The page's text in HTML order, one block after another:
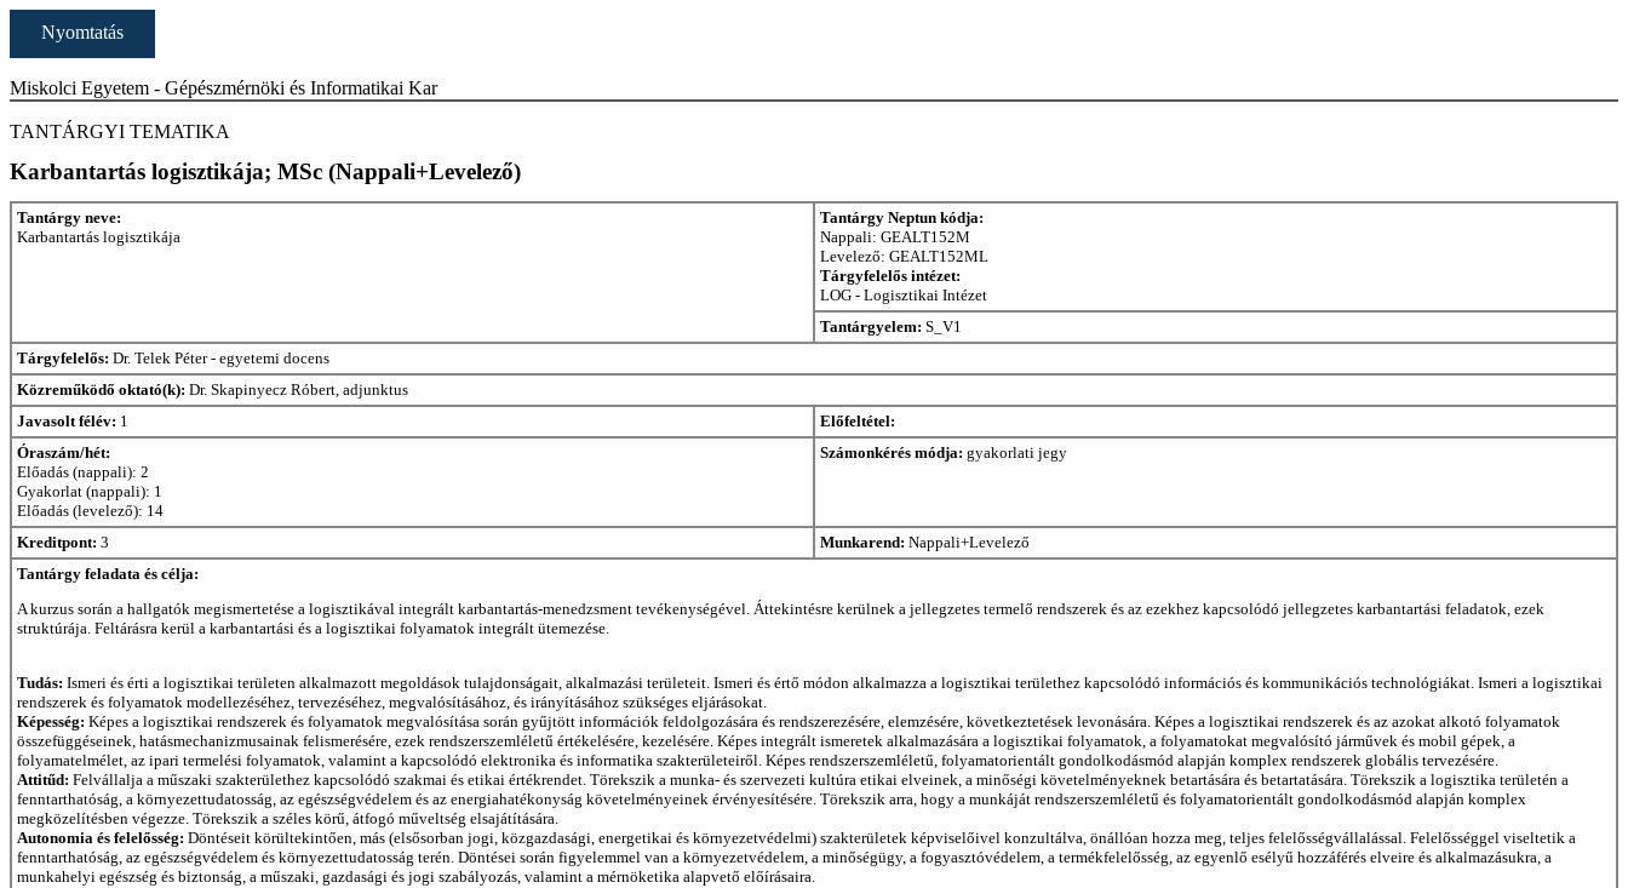
Nyomtatás
Miskolci Egyetem - Gépészmérnöki és Informatikai Kar
TANTÁRGYI TEMATIKA
Karbantartás logisztikája; MSc (Nappali+Levelező)
Tantárgy neve:
Karbantartás logisztikája
Tantárgy Neptun kódja:
Nappali: GEALT152M
Levelező: GEALT152ML
Tárgyfelelős intézet:
LOG - Logisztikai Intézet
Tantárgyelem: S_V1
Tárgyfelelős: Dr. Telek Péter - egyetemi docens
Közreműködő oktató(k): Dr. Skapinyecz Róbert, adjunktus
Javasolt félév: 1
Előfeltétel:
Óraszám/hét:
Előadás (nappali): 2
Gyakorlat (nappali): 1
Előadás (levelező): 14
Számonkérés módja: gyakorlati jegy
Kreditpont: 3 Munkarend: Nappali+Levelező
Tantárgy feladata és célja:
A kurzus során a hallgatók megismertetése a logisztikával integrált karbantartás-menedzsment tevékenységével. Áttekintésre kerülnek a jellegzetes termelő rendszerek és az ezekhez kapcsolódó jellegzetes karbantartási feladatok, ezek
struktúrája. Feltárásra kerül a karbantartási és a logisztikai folyamatok integrált ütemezése.
Tudás: Ismeri és érti a logisztikai területen alkalmazott megoldások tulajdonságait, alkalmazási területeit. Ismeri és értő módon alkalmazza a logisztikai területhez kapcsolódó információs és kommunikációs technológiákat. Ismeri a logisztikai
rendszerek és folyamatok modellezéséhez, tervezéséhez, megvalósításához, és irányításához szükséges eljárásokat.
Képesség: Képes a logisztikai rendszerek és folyamatok megvalósítása során gyűjtött információk feldolgozására és rendszerezésére, elemzésére, következtetések levonására. Képes a logisztikai rendszerek és az azokat alkotó folyamatok
összefüggéseinek, hatásmechanizmusainak felismerésére, ezek rendszerszemléletű értékelésére, kezelésére. Képes integrált ismeretek alkalmazására a logisztikai folyamatok, a folyamatokat megvalósító járművek és mobil gépek, a
folyamatelmélet, az ipari termelési folyamatok, valamint a kapcsolódó elektronika és informatika szakterületeiről. Képes rendszerszemléletű, folyamatorientált gondolkodásmód alapján komplex rendszerek globális tervezésére.
Attitűd: Felvállalja a műszaki szakterülethez kapcsolódó szakmai és etikai értékrendet. Törekszik a munka- és szervezeti kultúra etikai elveinek, a minőségi követelményeknek betartására és betartatására. Törekszik a logisztika területén a
fenntarthatóság, a környezettudatosság, az egészségvédelem és az energiahatékonyság követelményeinek érvényesítésére. Törekszik arra, hogy a munkáját rendszerszemléletű és folyamatorientált gondolkodásmód alapján komplex
megközelítésben végezze. Törekszik a széles körű, átfogó műveltség elsajátítására.
Autonomia és felelősség: Döntéseit körültekintően, más (elsősorban jogi, közgazdasági, energetikai és környezetvédelmi) szakterületek képviselőivel konzultálva, önállóan hozza meg, teljes felelősségvállalással. Felelősséggel viseltetik a
fenntarthatóság, az egészségvédelem és környezettudatosság terén. Döntései során figyelemmel van a környezetvédelem, a minőségügy, a fogyasztóvédelem, a termékfelelősség, az egyenlő esélyű hozzáférés elveire és alkalmazásukra, a
munkahelyi egészség és biztonság, a műszaki, gazdasági és jogi szabályozás, valamint a mérnöketika alapvető előírásaira.